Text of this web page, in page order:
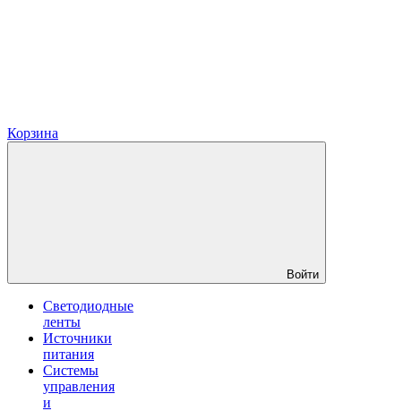
Корзина
Войти
Светодиодные
ленты
Источники
питания
Системы
управления
и